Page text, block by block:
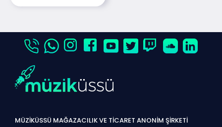
MÜZİKÜSSÜ MAĞAZACILIK VE TİCARET ANONİM ŞİRKETİ